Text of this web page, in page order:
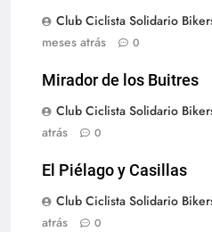
Club Ciclista Solidario
meses atrás
0
Mirador de los Buitres
Club Ciclista Solidario
atrás
0
El Piélago y Casillas
Club Ciclista Solidario
atrás
0